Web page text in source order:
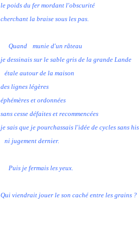
le poids du fer mordant l'obscurité
cherchant la braise sous les pas.
Quand munie d'un râteau
je dessinais sur le sable gris de la grande Lande
étale autour de la maison
des lignes légères
éphémères et ordonnées
sans cesse défaites et recommencées
je sais que je pourchassais l'idée de cycles sans
ni jugement dernier.
Puis je fermais les yeux.
Qui viendrait jouer le son caché entre les grains ?